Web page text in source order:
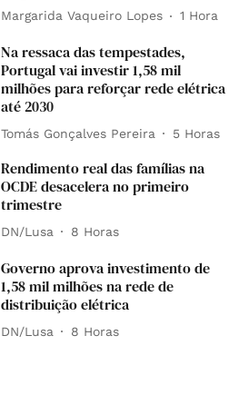
Margarida Vaqueiro Lopes 1 Hora
Na ressaca das tempestades,
Portugal vai investir 1,58 mil
milhões para reforçar rede elétrica
até 2030
Tomás Gonçalves Pereira 5 Horas
Rendimento real das famílias na
OCDE desacelera no primeiro
trimestre
DN/Lusa 8 Horas
Governo aprova investimento de
1,58 mil milhões na rede de
distribuição elétrica
DN/Lusa 8 Horas